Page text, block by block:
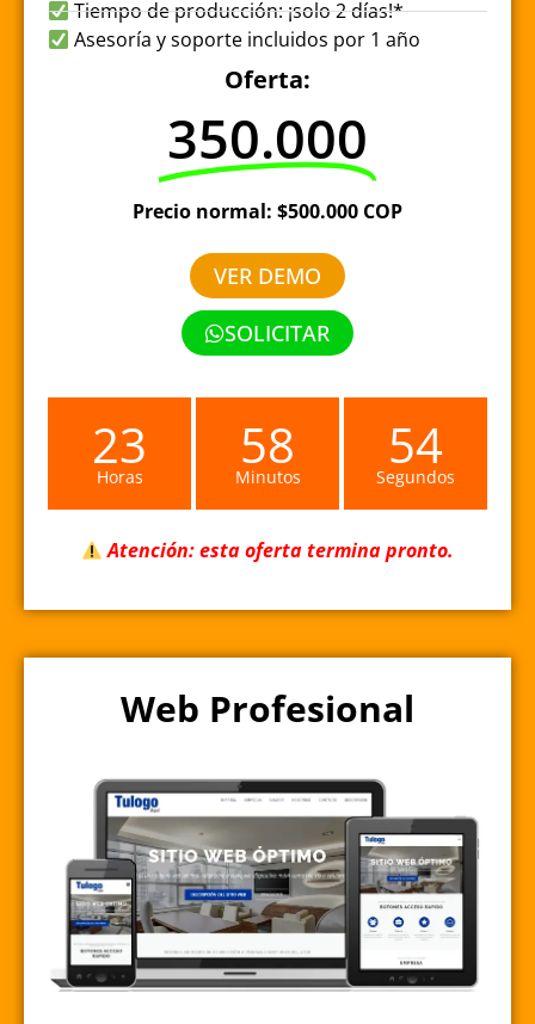
Tiempo de producción: ¡solo 2 días!*
Asesoría y soporte incluidos por 1 año
Oferta:
350.000
Precio normal: $500.000 COP
VER DEMO
SOLICITAR
23
Horas 58
Minutos 54
Segundos
Atención: esta oferta termina pronto.
Web Profesional